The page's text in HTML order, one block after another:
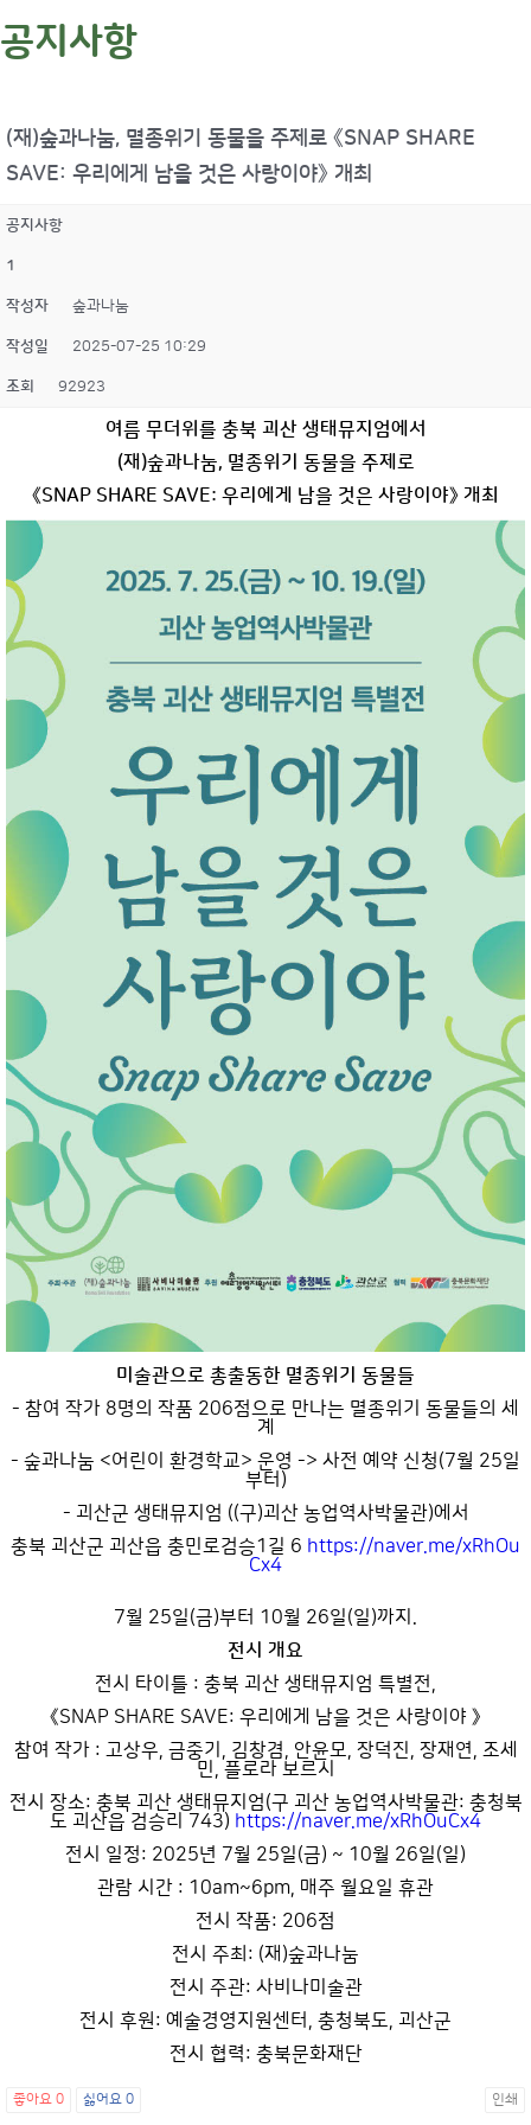
공지사항
(재)숲과나눔, 멸종위기 동물을 주제로 《SNAP SHARE
SAVE: 우리에게 남을 것은 사랑이야》 개최
공지사항
1
작성자 숲과나눔
작성일 2025-07-25 10:29
조회 92923
여름 무더위를 충북 괴산 생태뮤지엄에서
(재 )숲과나눔, 멸종위기 동물을 주제로
《SNAP SHARE SAVE: 우리에게 남을 것은 사랑이야》 개최
미술관으로 총출동한 멸종위기 동물들
- 참여 작가 8명의 작품 206점으로 만나는 멸종위기 동물들의 세
계
- 숲과나눔 <어린이 환경학교> 운영 -> 사전 예약 신청(7월 25일
부터)
- 괴산군 생태뮤지엄 ((구)괴산 농업역사박물관)에서
충북 괴산군 괴산읍 충민로검승1길 6 https://naver.me/xRhOu
Cx4
7월 25일(금)부터 10월 26일(일)까지.
전시 개요
전시 타이틀 : 충북 괴산 생태뮤지엄 특별전,
《SNAP SHARE SAVE: 우리에게 남을 것은 사랑이야 》
참여 작가 : 고상우, 금중기, 김창겸, 안윤모, 장덕진, 장재연, 조세
민, 플로라 보르시
전시 장소: 충북 괴산 생태뮤지엄(구 괴산 농업역사박물관: 충청북
도 괴산읍 검승리 743) https://naver.me/xRhOuCx4
전시 일정: 2025년 7월 25일(금) ~ 10월 26일(일)
관람 시간 : 10am~6pm, 매주 월요일 휴관
전시 작품: 206점
전시 주최: (재)숲과나눔
전시 주관: 사비나미술관
전시 후원: 예술경영지원센터, 충청북도, 괴산군
전시 협력: 충북문화재단
좋아요 0 싫어요 0 인쇄